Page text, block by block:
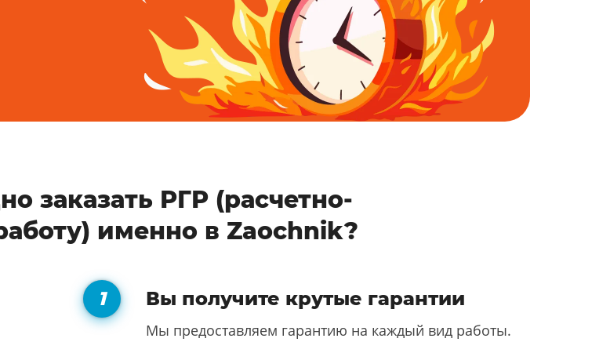
заказать РГР (расчетно-
именно в Zaochnik?
Вы получите крутые гарантии
Мы предоставляем гарантию на каждый вид работы.